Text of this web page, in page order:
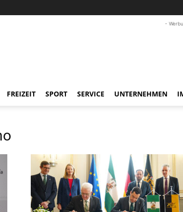
-
FREIZEIT SPORT SERVICE UNTERNEHMEN